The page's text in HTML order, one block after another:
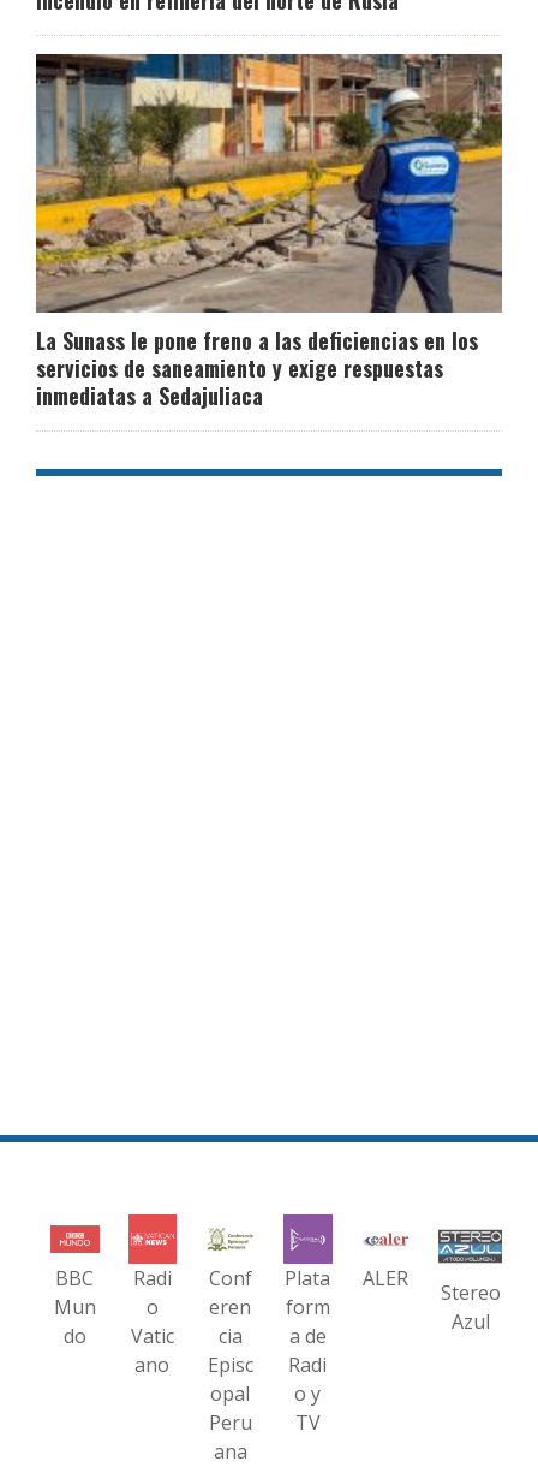
La Sunass le pone freno a las deficiencias en los
servicios de saneamiento y exige respuestas
inmediatas a Sedajuliaca
BBC
Mun
do
Radi
o
Vatic
ano
Conf
eren
cia
Episc
opal
Peru
ana
Plata
form
a de
Radi
o y
TV
ALER
Stereo
Azul